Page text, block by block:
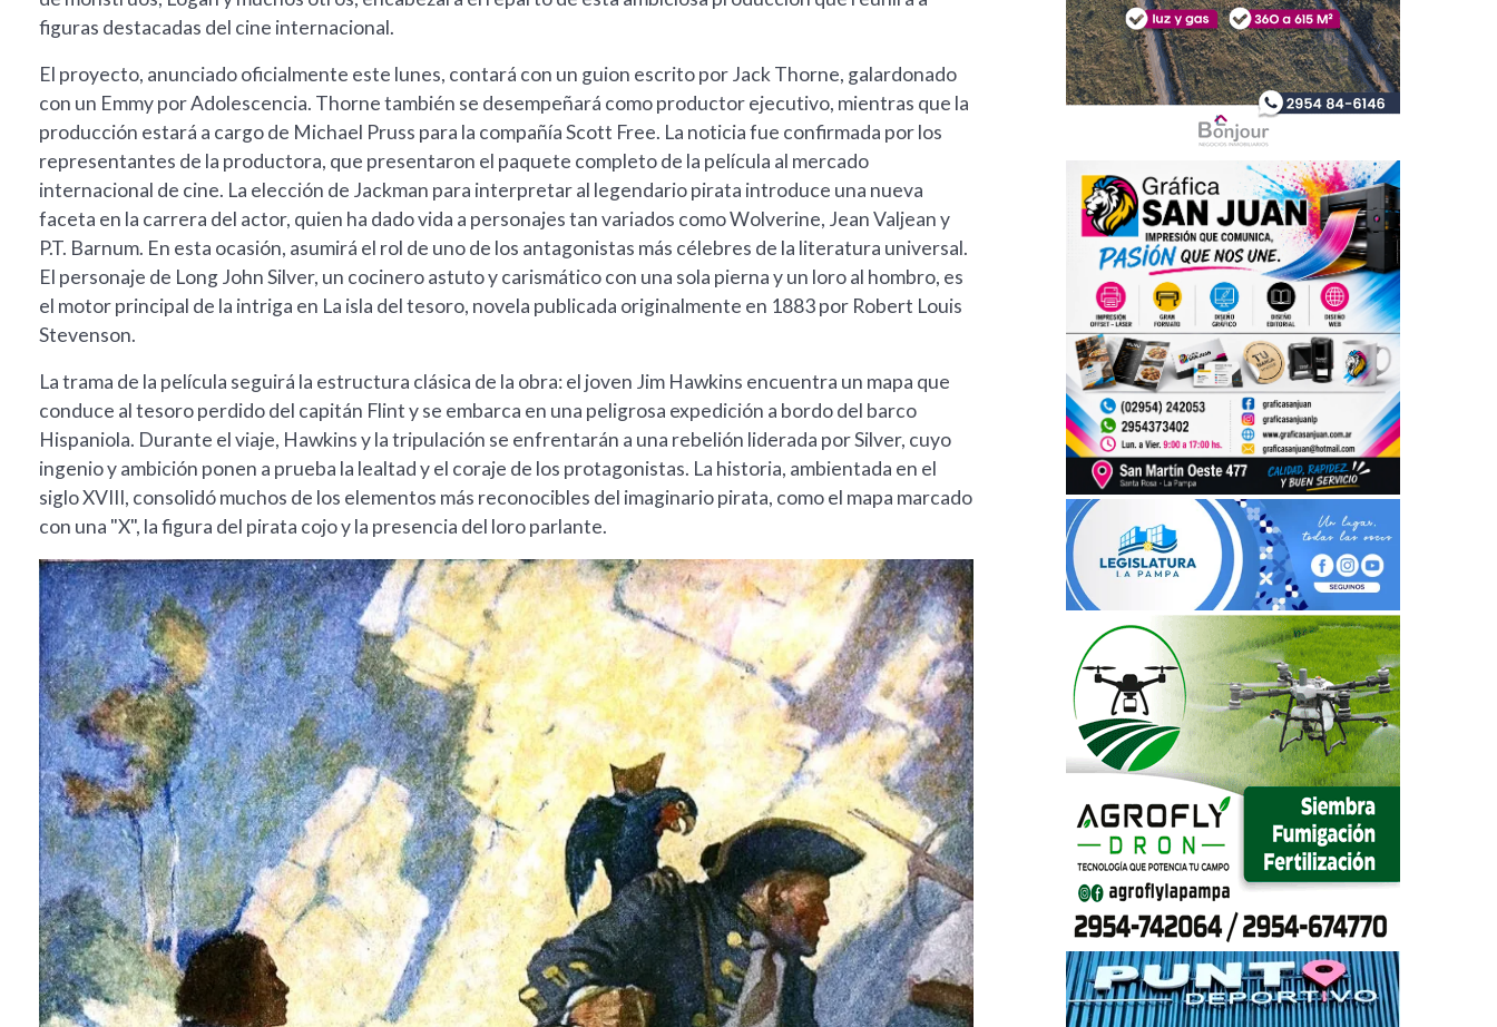
figuras destacadas del cine internacional.
El proyecto, anunciado oficialmente este lunes, contará con un guion escrito por Jack Thorne, galardonado
con un Emmy por Adolescencia. Thorne también se desempeñará como productor ejecutivo, mientras que la
producción estará a cargo de Michael Pruss para la compañía Scott Free. La noticia fue confirmada por los
representantes de la productora, que presentaron el paquete completo de la película al mercado
internacional de cine. La elección de Jackman para interpretar al legendario pirata introduce una nueva
faceta en la carrera del actor, quien ha dado vida a personajes tan variados como Wolverine, Jean Valjean y
P.T. Barnum. En esta ocasión, asumirá el rol de uno de los antagonistas más célebres de la literatura universal.
El personaje de Long John Silver, un cocinero astuto y carismático con una sola pierna y un loro al hombro, es
el motor principal de la intriga en La isla del tesoro, novela publicada originalmente en 1883 por Robert Louis
Stevenson.
La trama de la película seguirá la estructura clásica de la obra: el joven Jim Hawkins encuentra un mapa que
conduce al tesoro perdido del capitán Flint y se embarca en una peligrosa expedición a bordo del barco
Hispaniola. Durante el viaje, Hawkins y la tripulación se enfrentarán a una rebelión liderada por Silver, cuyo
ingenio y ambición ponen a prueba la lealtad y el coraje de los protagonistas. La historia, ambientada en el
siglo XVIII, consolidó muchos de los elementos más reconocibles del imaginario pirata, como el mapa marcado
con una "X", la figura del pirata cojo y la presencia del loro parlante.